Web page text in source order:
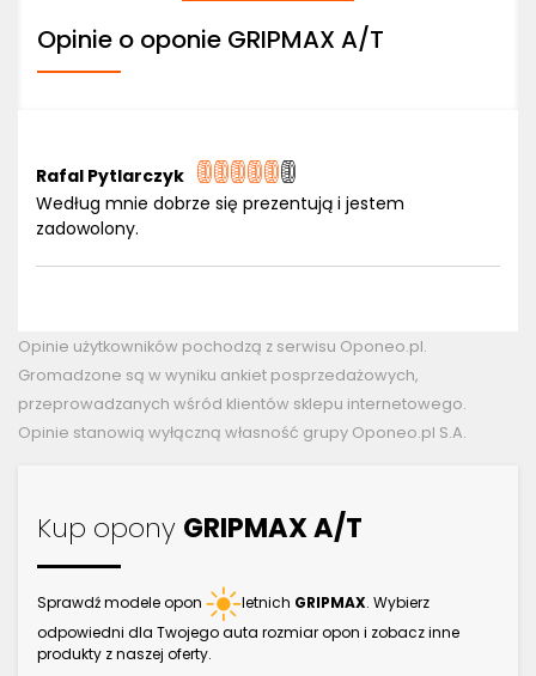
Opinie o oponie GRIPMAX A/T
Rafal Pytlarczyk
Według mnie dobrze się prezentują i jestem
zadowolony.
Opinie użytkowników pochodzą z serwisu Oponeo.pl.
Gromadzone są w wyniku ankiet posprzedażowych,
przeprowadzanych wśród klientów sklepu internetowego.
Opinie stanowią wyłączną własność grupy Oponeo.pl S.A.
Kup opony GRIPMAX A/T
Sprawdź modele opon letnich GRIPMAX. Wybierz
odpowiedni dla Twojego auta rozmiar opon i zobacz inne
produkty z naszej oferty.